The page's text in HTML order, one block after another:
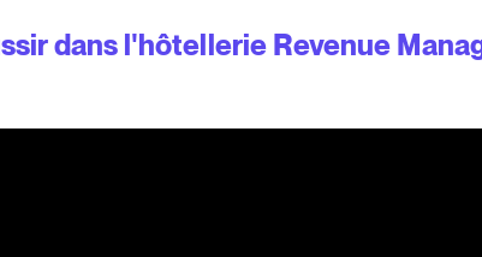
dans l'hôtellerie Revenue